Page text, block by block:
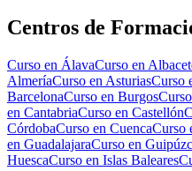
Centros de
Curso en ÁlavaCurso en
AlmeríaCurso en AsturiasCurso
BarcelonaCurso en Burgos
en CantabriaCurso en Castellón
CórdobaCurso en CuencaCurso
en GuadalajaraCurso en
HuescaCurso en Islas Baleares